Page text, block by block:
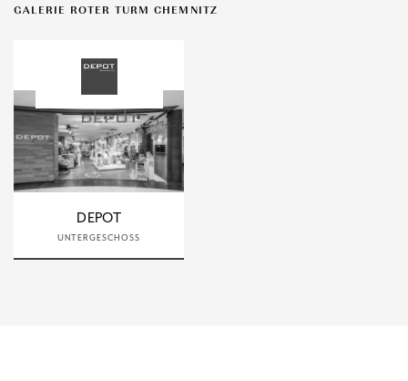
GALERIE ROTER TURM CHEMNITZ
DEPOT
UNTERGESCHOSS